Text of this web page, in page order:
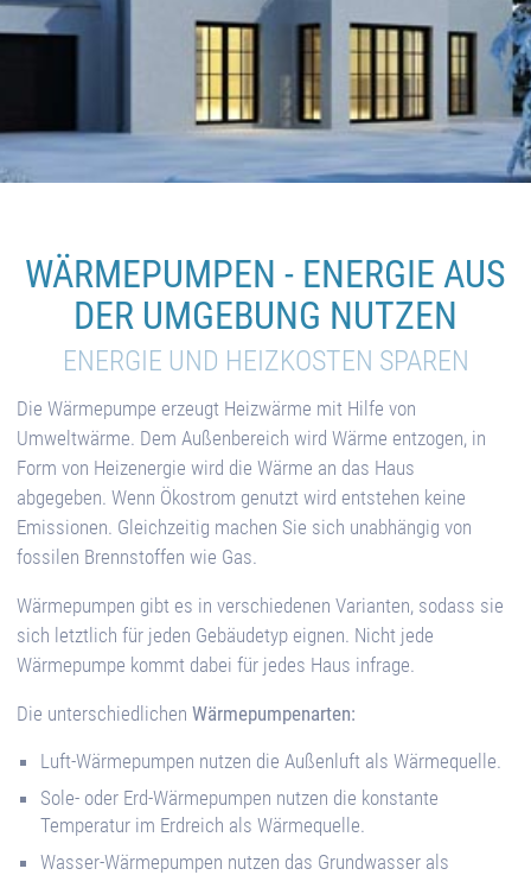
WÄRMEPUMPEN - ENERGIE AUS
DER UMGEBUNG NUTZEN
ENERGIE UND HEIZKOSTEN SPAREN
Die Wärmepumpe erzeugt Heizwärme mit Hilfe von
Umweltwärme. Dem Außenbereich wird Wärme entzogen, in
Form von Heizenergie wird die Wärme an das Haus
abgegeben. Wenn Ökostrom genutzt wird entstehen keine
Emissionen. Gleichzeitig machen Sie sich unabhängig von
fossilen Brennstoffen wie Gas.
Wärmepumpen gibt es in verschiedenen Varianten, sodass sie
sich letztlich für jeden Gebäudetyp eignen. Nicht jede
Wärmepumpe kommt dabei für jedes Haus infrage.
Die unterschiedlichen Wärmepumpenarten:
Luft-Wärmepumpen nutzen die Außenluft als Wärmequelle.
Sole- oder Erd-Wärmepumpen nutzen die konstante
Temperatur im Erdreich als Wärmequelle.
Wasser-Wärmepumpen nutzen das Grundwasser als